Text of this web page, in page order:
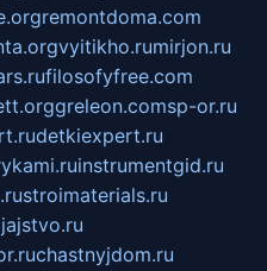
remontdoma.com
vyitikho.rumirjon.ru
filosofyfree.com
greleon.comsp-or.ru
detkiexpert.ru
instrumentgid.ru
stroimaterials.ru
chastnyjdom.ru